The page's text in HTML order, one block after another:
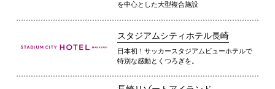
を中心とした大型複合施設
スタジアムシティホテル長崎
日本初！サッカースタジアムビューホテルで
特別な感動とくつろぎを。